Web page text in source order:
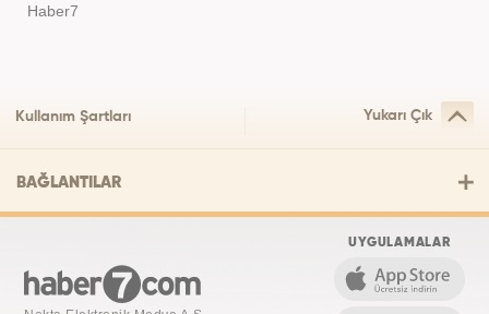
Haber7
Kullanım Şartları Yukarı Çık
BAĞLANTILAR
UYGULAMALAR